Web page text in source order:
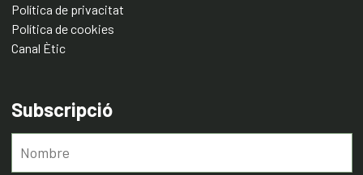
Política de privacitat
Política de cookies
Canal Ètic
Subscripció